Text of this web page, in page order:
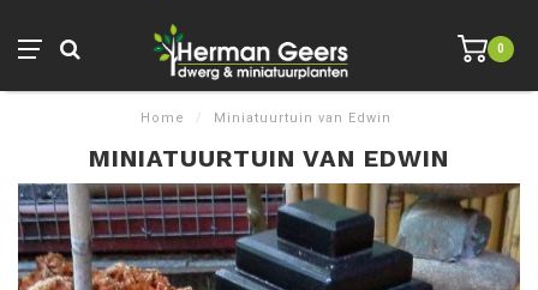
0
Home / Miniatuurtuin van Edwin
MINIATUURTUIN VAN EDWIN